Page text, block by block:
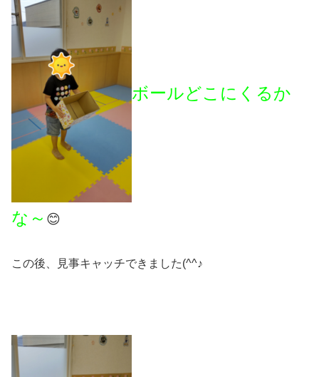
ボールどこにくるか
な～ 😊
この後、見事キャッチできました(^^♪